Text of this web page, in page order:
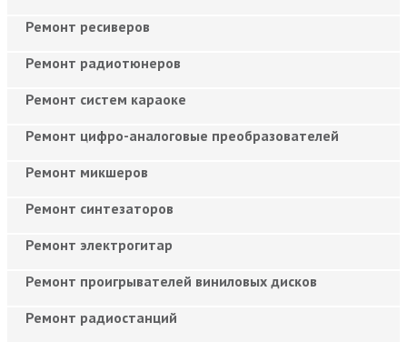
Ремонт ресиверов
Ремонт радиотюнеров
Ремонт систем караоке
Ремонт цифро-аналоговые преобразователей
Ремонт микшеров
Ремонт синтезаторов
Ремонт электрогитар
Ремонт проигрывателей виниловых дисков
Ремонт радиостанций